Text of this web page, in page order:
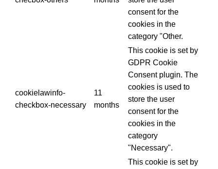
consent for the
cookies in the
category "Other.
cookielawinfo-
checkbox-necessary
11
months
This cookie is set by
GDPR Cookie
Consent plugin. The
cookies is used to
store the user
consent for the
cookies in the
category
"Necessary".
This cookie is set by